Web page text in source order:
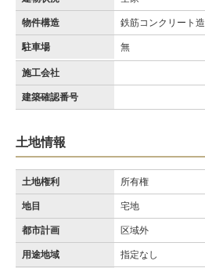
物件構造 鉄筋コンクリート造
駐車場 無
施工会社
建築確認番号
土地情報
土地権利 所有権
地目 宅地
都市計画 区域外
用途地域 指定なし